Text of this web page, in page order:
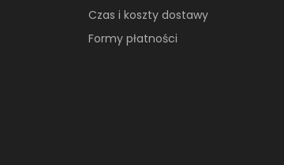
Czas i koszty dostawy
Formy płatności